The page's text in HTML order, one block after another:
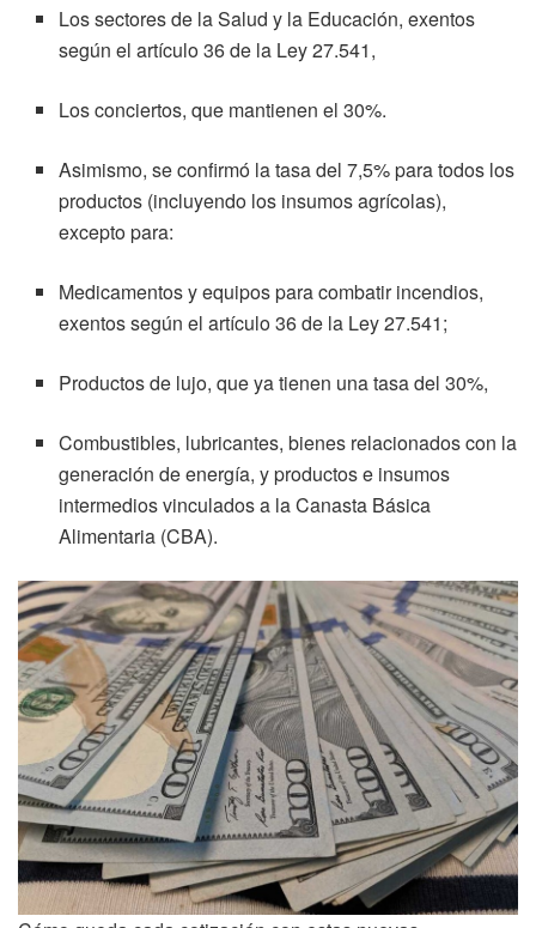
Los sectores de la Salud y la Educación, exentos
según el artículo 36 de la Ley 27.541,
Los conciertos, que mantienen el 30%.
Asimismo, se confirmó la tasa del 7,5% para todos los
productos (incluyendo los insumos agrícolas),
excepto para:
Medicamentos y equipos para combatir incendios,
exentos según el artículo 36 de la Ley 27.541;
Productos de lujo, que ya tienen una tasa del 30%,
Combustibles, lubricantes, bienes relacionados con la
generación de energía, y productos e insumos
intermedios vinculados a la Canasta Básica
Alimentaria (CBA).